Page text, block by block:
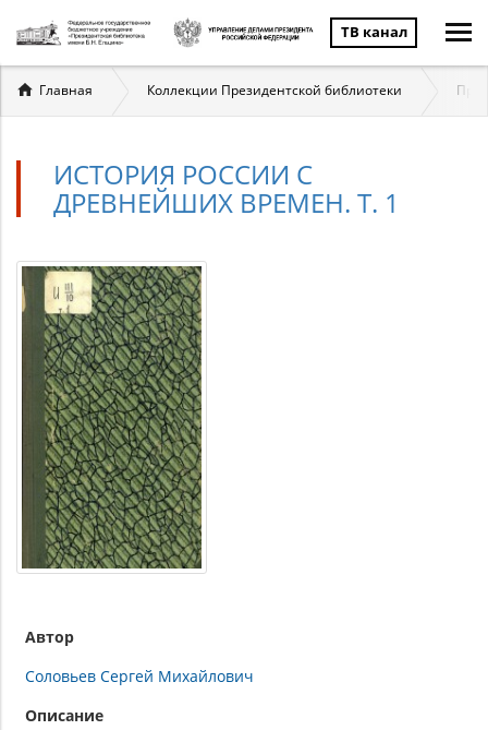
ТВ канал
Вы
здесь
Главная Коллекции Президентской библиотеки
ИСТОРИЯ РОССИИ С
ДРЕВНЕЙШИХ ВРЕМЕН. Т. 1
Автор
Соловьев Сергей Михайлович
Описание